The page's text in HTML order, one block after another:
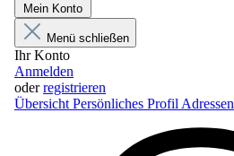
Mein Konto
Menü schließen
Ihr Konto
Anmelden
oderregistrieren
Übersicht Persönliches Profil Adressen